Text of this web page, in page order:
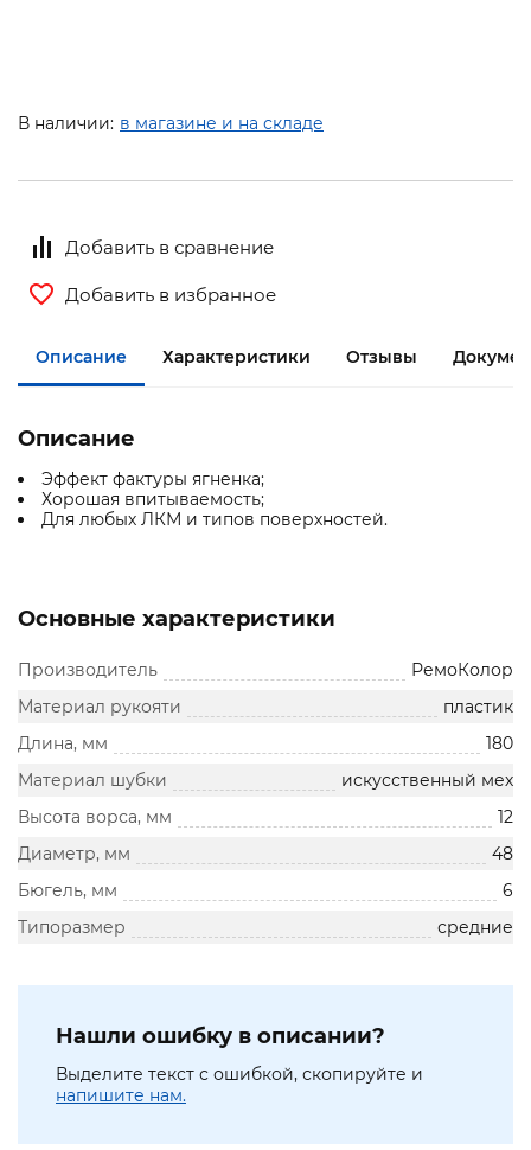
В наличии: в магазине и на складе
Добавить в сравнение
Добавить в избранное
Описание Характеристики Отзывы
Описание
Эффект фактуры ягненка;
Хорошая впитываемость;
Для любых ЛКМ и типов поверхностей.
Основные характеристики
Производитель
РемоКолор
Материал рукояти
пластик
Длина, мм
180
Материал шубки
искусственный мех
Высота ворса, мм
12
Диаметр, мм
48
Бюгель, мм
6
Типоразмер
средние
Нашли ошибку в описании?
Выделите текст с ошибкой, скопируйте и
напишите нам.